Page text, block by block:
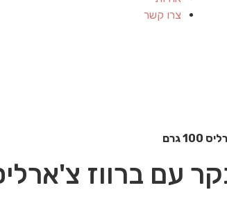
צרו קשר
גרם
ברווז צ'ארליס 100